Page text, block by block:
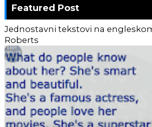
Featured Post
Jednostavni tekstovi na
Roberts